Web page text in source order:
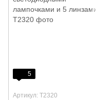
5
Артикул: T2320